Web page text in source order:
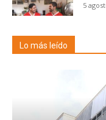
5
Lo más leído